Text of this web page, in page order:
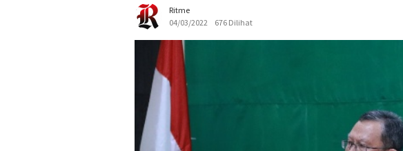
Ritme
04/03/2022
676 Dilihat